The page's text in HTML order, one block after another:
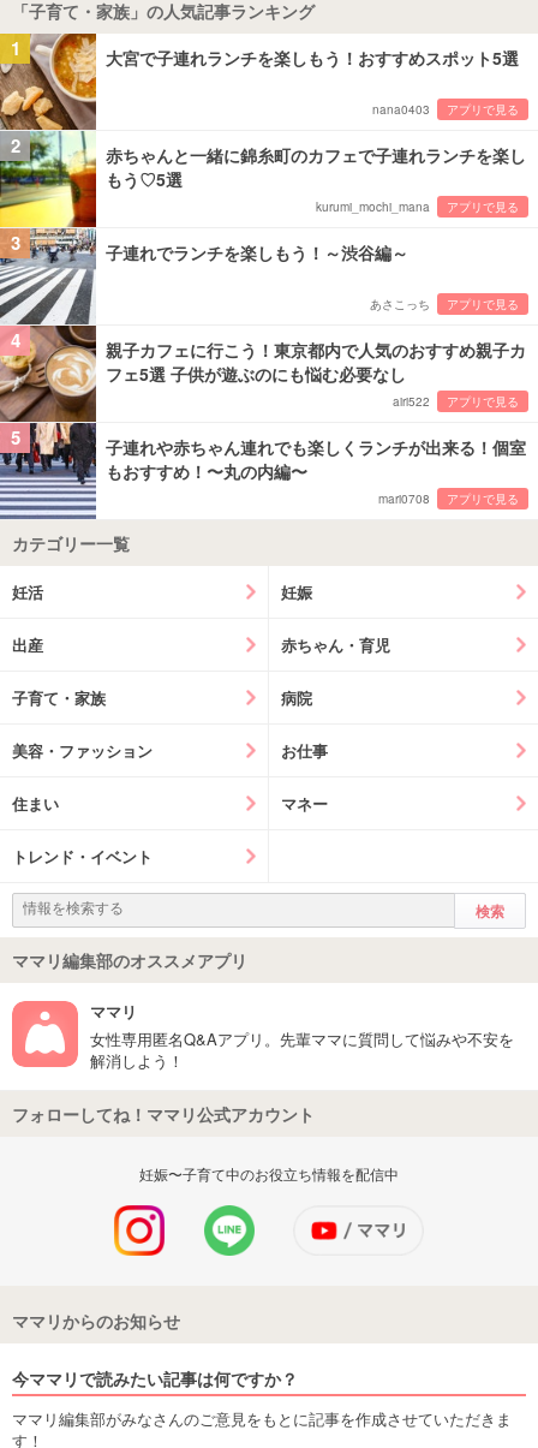
「子育て・家族」の人気記事ランキング
1 大宮で子連れランチを楽しもう！おすすめスポット5選
nana0403 アプリで見る
2
赤ちゃんと一緒に錦糸町のカフェで子連れランチを楽し
もう♡5選
kurumi_mochi_mana アプリで見る
3 子連れでランチを楽しもう！～渋谷編～
あさこっち アプリで見る
4
親子カフェに行こう！東京都内で人気のおすすめ親子カ
フェ5選 子供が遊ぶのにも悩む必要なし
airi522 アプリで見る
5
子連れや赤ちゃん連れでも楽しくランチが出来る！個室
もおすすめ！〜丸の内編〜
mari0708 アプリで見る
カテゴリー一覧
妊活 妊娠
出産 赤ちゃん・育児
子育て・家族 病院
美容・ファッション お仕事
住まい マネー
トレンド・イベント
ママリ編集部のオススメアプリ
ママリ
女性専用匿名Q&Aアプリ。先輩ママに質問して悩みや不安を
解消しよう！
フォローしてね！ママリ公式アカウント
妊娠〜子育て中のお役立ち情報を配信中
ママリからのお知らせ
今ママリで読みたい記事は何ですか？
ママリ編集部がみなさんのご意見をもとに記事を作成させていただきま
す！